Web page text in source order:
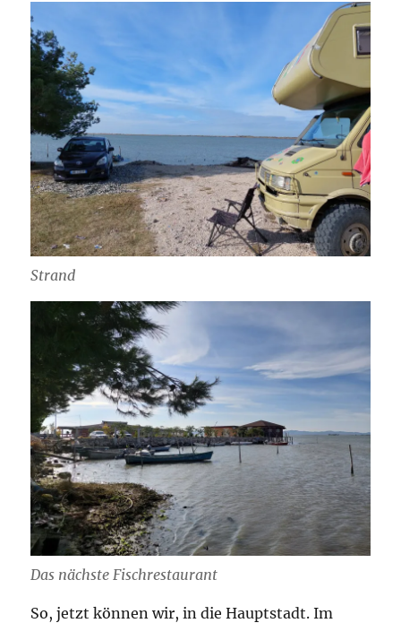
Strand
Das nächste Fischrestaurant
So, jetzt können wir, in die Hauptstadt. Im